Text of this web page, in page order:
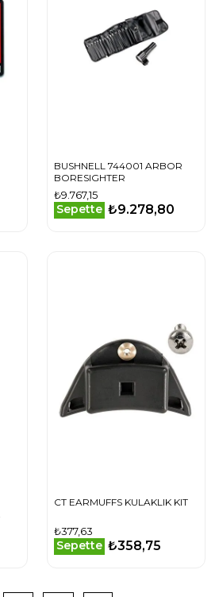
BUSHNELL 744001 ARBOR
BORESIGHTER
₺9.767,15
Sepette ₺9.278,80
CT EARMUFFS KULAKLIK KIT
₺377,63
Sepette ₺358,75